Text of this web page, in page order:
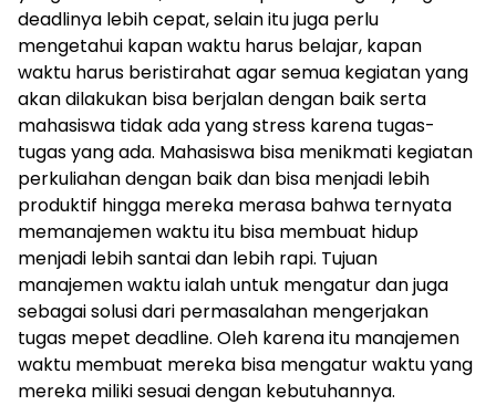
deadlinya lebih cepat, selain itu juga perlu
mengetahui kapan waktu harus belajar, kapan
waktu harus beristirahat agar semua kegiatan yang
akan dilakukan bisa berjalan dengan baik serta
mahasiswa tidak ada yang stress karena tugas-
tugas yang ada. Mahasiswa bisa menikmati kegiatan
perkuliahan dengan baik dan bisa menjadi lebih
produktif hingga mereka merasa bahwa ternyata
memanajemen waktu itu bisa membuat hidup
menjadi lebih santai dan lebih rapi. Tujuan
manajemen waktu ialah untuk mengatur dan juga
sebagai solusi dari permasalahan mengerjakan
tugas mepet deadline. Oleh karena itu manajemen
waktu membuat mereka bisa mengatur waktu yang
mereka miliki sesuai dengan kebutuhannya.